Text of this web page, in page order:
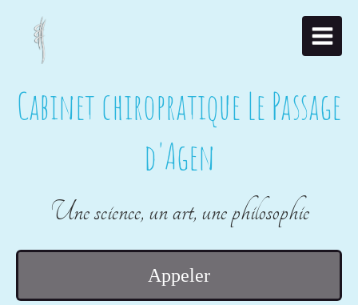
Cabinet chiropratique Le Passage
d'Agen
Une science, un art, une philosophie
Appeler